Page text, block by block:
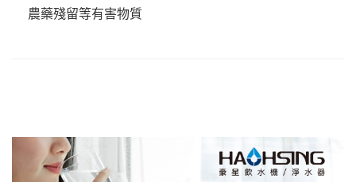
農藥殘留等有害物質